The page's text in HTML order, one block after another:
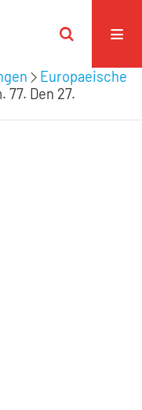
Europaeische
77. Den 27.